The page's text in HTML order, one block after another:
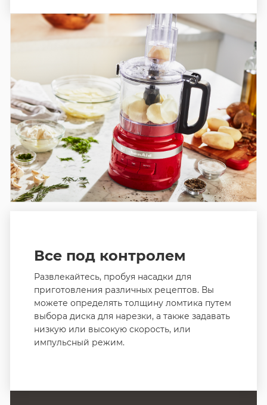
Все под контролем
Развлекайтесь, пробуя насадки для
приготовления различных рецептов. Вы
можете определять толщину ломтика путем
выбора диска для нарезки, а также задавать
низкую или высокую скорость, или
импульсный режим.